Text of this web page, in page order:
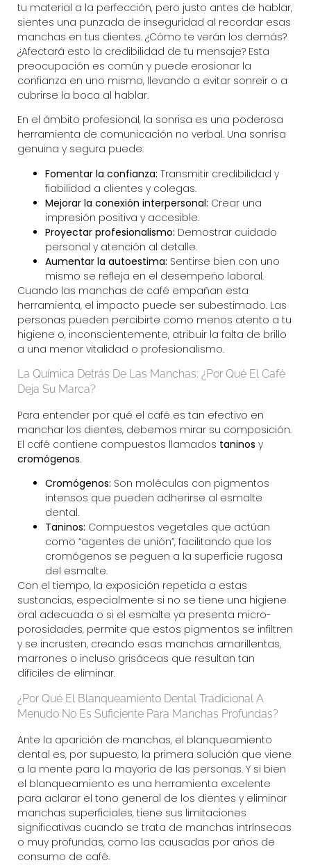
tu material a la perfección, pero justo antes de hablar,
sientes una punzada de inseguridad al recordar esas
manchas en tus dientes. ¿Cómo te verán los demás?
¿Afectará esto la credibilidad de tu mensaje? Esta
preocupación es común y puede erosionar la
confianza en uno mismo, llevando a evitar sonreír o a
cubrirse la boca al hablar.
En el ámbito profesional, la sonrisa es una poderosa
herramienta de comunicación no verbal. Una sonrisa
genuina y segura puede:
Fomentar la confianza: Transmitir credibilidad y
fiabilidad a clientes y colegas.
Mejorar la conexión interpersonal: Crear una
impresión positiva y accesible.
Proyectar profesionalismo: Demostrar cuidado
personal y atención al detalle.
Aumentar la autoestima: Sentirse bien con uno
mismo se refleja en el desempeño laboral.
Cuando las manchas de café empañan esta
herramienta, el impacto puede ser subestimado. Las
personas pueden percibirte como menos atento a tu
higiene o, inconscientemente, atribuir la falta de brillo
a una menor vitalidad o profesionalismo.
La Química Detrás De Las Manchas: ¿Por Qué El Café
Deja Su Marca?
Para entender por qué el café es tan efectivo en
manchar los dientes, debemos mirar su composición.
El café contiene compuestos llamados taninos y
cromógenos.
Cromógenos: Son moléculas con pigmentos
intensos que pueden adherirse al esmalte
dental.
Taninos: Compuestos vegetales que actúan
como “agentes de unión”, facilitando que los
cromógenos se peguen a la superficie rugosa
del esmalte.
Con el tiempo, la exposición repetida a estas
sustancias, especialmente si no se tiene una higiene
oral adecuada o si el esmalte ya presenta micro-
porosidades, permite que estos pigmentos se infiltren
y se incrusten, creando esas manchas amarillentas,
marrones o incluso grisáceas que resultan tan
difíciles de eliminar.
¿Por Qué El Blanqueamiento Dental Tradicional A
Menudo No Es Suficiente Para Manchas Profundas?
Ante la aparición de manchas, el blanqueamiento
dental es, por supuesto, la primera solución que viene
a la mente para la mayoría de las personas. Y si bien
el blanqueamiento es una herramienta excelente
para aclarar el tono general de los dientes y eliminar
manchas superficiales, tiene sus limitaciones
significativas cuando se trata de manchas intrínsecas
o muy profundas, como las causadas por años de
consumo de café.